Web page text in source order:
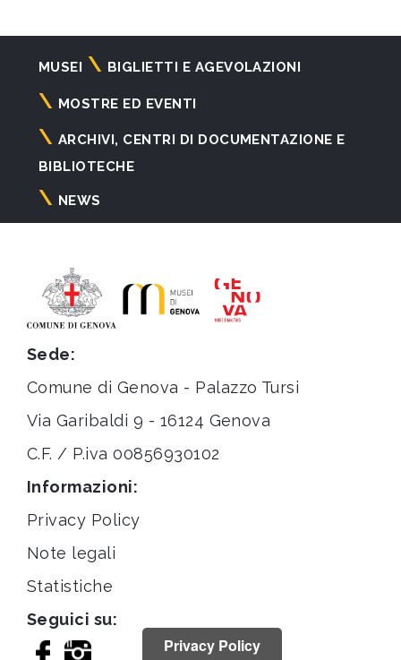
Navigazione
principale
MUSEI BIGLIETTI E AGEVOLAZIONI
MOSTRE ED EVENTI
ARCHIVI, CENTRI DI DOCUMENTAZIONE E
BIBLIOTECHE
NEWS
Sede:
Comune di Genova - Palazzo Tursi
Via Garibaldi 9 - 16124 Genova
C.F. / P.iva 00856930102
Informazioni:
Privacy Policy
Note legali
Statistiche
Seguici su:
Privacy Policy